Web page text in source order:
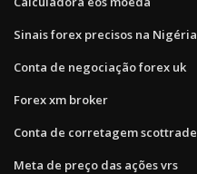
Sinais forex precisos na Nigéria
Conta de negociação forex uk
Forex xm broker
Conta de corretagem scottrade
Meta de preço das ações vrs